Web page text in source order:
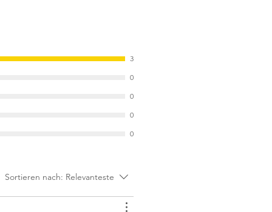
3
0
0
0
0
Sortieren nach: Relevanteste